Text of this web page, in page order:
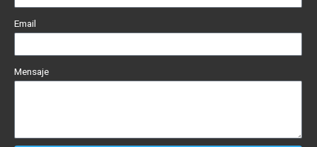
Email
Mensaje